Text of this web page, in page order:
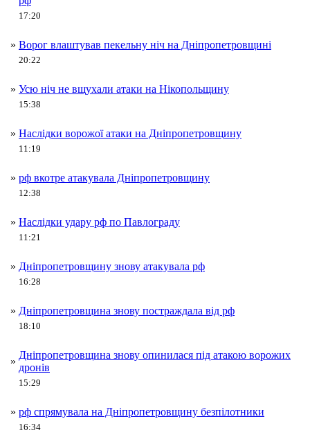
17:20
» Ворог влаштував пекельну ніч на Дніпропетровщині
20:22
» Усю ніч не вщухали атаки на Нікопольщину
15:38
» Наслідки ворожої атаки на Дніпропетровщину
11:19
» рф вкотре атакувала Дніпропетровщину
12:38
» Наслідки удару рф по Павлограду
11:21
» Дніпропетровщину знову атакувала рф
16:28
» Дніпропетровщина знову постраждала від рф
18:10
»
Дніпропетровщина знову опинилася під атакою ворожих
дронів
15:29
» рф спрямувала на Дніпропетровщину безпілотники
16:34